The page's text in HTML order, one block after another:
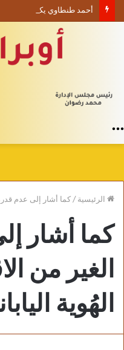
أحمد طنطاوي يكتب حين يصبح
الرئيسية/كما أشار إلى عدم قدرة
كما أشار
الغير من
الهُوية